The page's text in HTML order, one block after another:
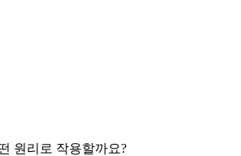
원리로 작용할까요?